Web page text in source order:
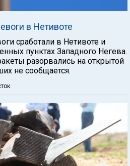
в Нетивоте
сработали в Нетивоте и
пунктах Западного Негева.
разорвались на открытой
не сообщается.